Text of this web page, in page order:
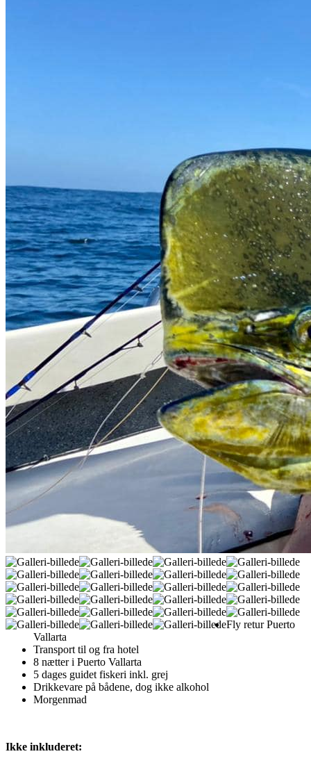
Fly retur Puerto
Vallarta
Transport til og fra hotel
8 nætter i Puerto Vallarta
5 dages guidet fiskeri inkl. grej
Drikkevare på bådene, dog ikke alkohol
Morgenmad
Ikke inkluderet: